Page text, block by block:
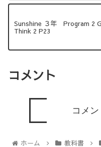
Sunshine ３年 Program 2
Think 2 P23
コメント
コメ
ホーム 教科書